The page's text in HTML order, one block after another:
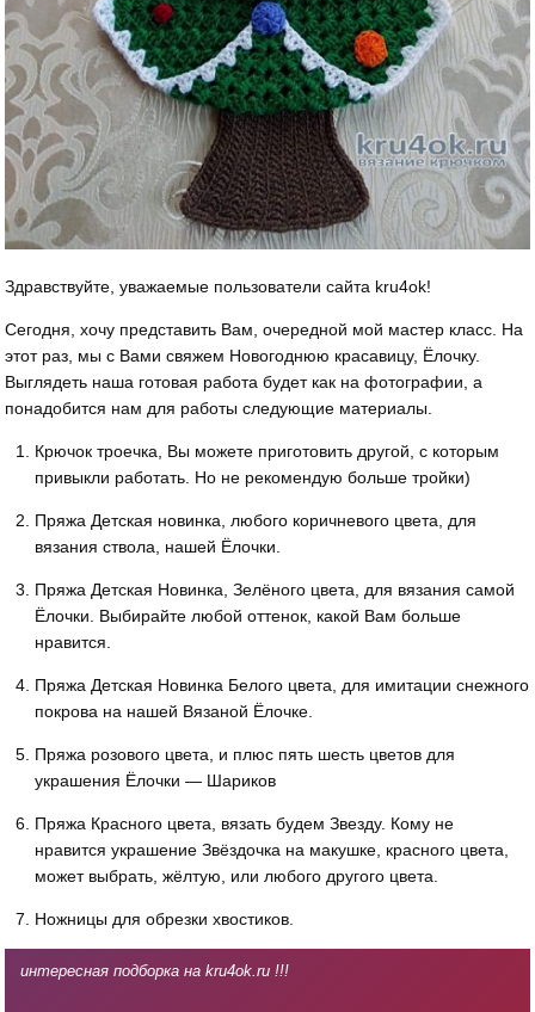
Здравствуйте, уважаемые пользователи сайта kru4ok!
Сегодня, хочу представить Вам, очередной мой мастер класс. На
этот раз, мы с Вами свяжем Новогоднюю красавицу, Ёлочку.
Выглядеть наша готовая работа будет как на фотографии, а
понадобится нам для работы следующие материалы.
Крючок троечка, Вы можете приготовить другой, с которым
привыкли работать. Но не рекомендую больше тройки)
Пряжа Детская новинка, любого коричневого цвета, для
вязания ствола, нашей Ёлочки.
Пряжа Детская Новинка, Зелёного цвета, для вязания самой
Ёлочки. Выбирайте любой оттенок, какой Вам больше
нравится.
Пряжа Детская Новинка Белого цвета, для имитации снежного
покрова на нашей Вязаной Ёлочке.
Пряжа розового цвета, и плюс пять шесть цветов для
украшения Ёлочки — Шариков
Пряжа Красного цвета, вязать будем Звезду. Кому не
нравится украшение Звёздочка на макушке, красного цвета,
может выбрать, жёлтую, или любого другого цвета.
Ножницы для обрезки хвостиков.
интересная подборка на kru4ok.ru !!!